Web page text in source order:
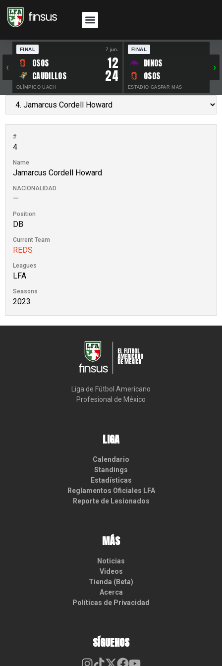
‹
FINAL 7 jun.
OSOS 12
CAUDILLOS 24
OLÍMPICO UACH
FINAL
DINOS
OSOS
ESTADIO GASPAR MAS
›
#
4
Name
Jamarcus Cordell Howard
NACIONALIDAD
—
Position
DB
Current Team
REDS
Leagues
LFA
Seasons
2023
Liga de Fútbol Americano
Profesional de México
LIGA
Calendario
Standings
Estadísticas
Reglamentos Oficiales LFA
Reporte de Lesionados
MÁS
Noticias
Videos
Tienda (Beta)
Acerca
Políticas de Privacidad
SÍGUENOS